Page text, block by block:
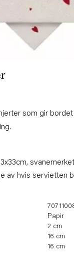
som gir
av hvis servietten
Papir
2 cm
16 cm
16 cm